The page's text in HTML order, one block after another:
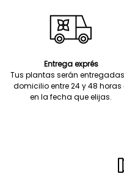
Entrega exprés
Tus plantas serán
domicilio entre 24 y 48 horas
en la fecha que elijas.